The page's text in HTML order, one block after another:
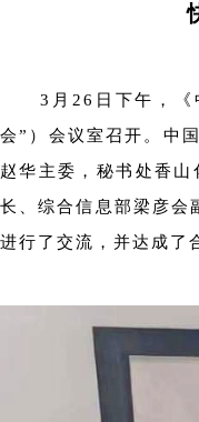
3月26日下午，《
会”）会议室召开。中
赵华主委，秘书处香
长、综合信息部梁彦会
进行了交流，并达成了